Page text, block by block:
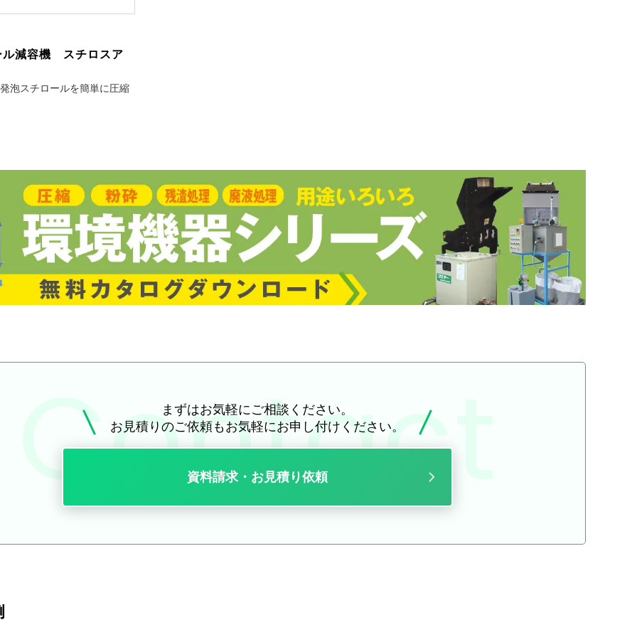
ル減容機 スチロスア
泡スチロールを簡単に圧縮
まずはお気軽にご相談ください。
お見積りのご依頼もお気軽にお申し付けください。
資料請求・お見積り依頼